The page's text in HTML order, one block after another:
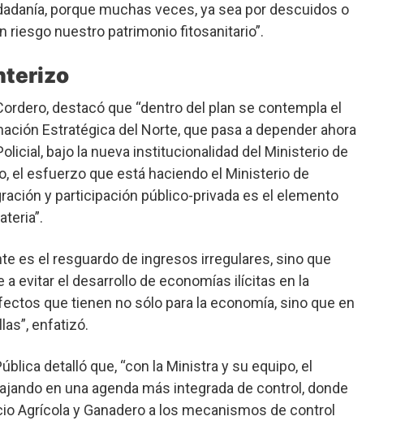
porque muchas veces, ya sea por descuidos o
riesgo nuestro patrimonio fitosanitario”.
destacó que “dentro del plan se contempla el
Estratégica del Norte, que pasa a depender ahora
bajo la nueva institucionalidad del Ministerio de
el esfuerzo que está haciendo el Ministerio de
y participación público-privada es el elemento
es el resguardo de ingresos irregulares, sino que
evitar el desarrollo de economías ilícitas en la
que tienen no sólo para la economía, sino que en
enfatizó.
detalló que, “con la Ministra y su equipo, el
en una agenda más integrada de control, donde
Agrícola y Ganadero a los mecanismos de control